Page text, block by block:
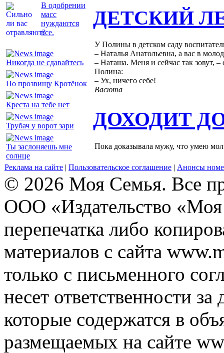
В одобрении
масс
нуждаются
все.
Никогда не сдавайтесь
По прозвищу Кротёнок
Креста на тебе нет
Трубач у ворот зари
Ты заслоняешь мне
солнце
ДЕТСКИЙ
У Полины в детском саду
– Наталья Анатольевна, а вас в
– Наташа. Меня и сейчас так зовут, –
Полина:
– Ух, ничего себе!
Васюта
ДОХОДИТ
Пока доказывала мужу, что умею
Реклама на сайте | Пользовательское соглашение | Анонсы
© 2026 Моя Семья. Все
ООО «Издательство
перепечатка либо
материалов с сайта
только с письменного
несет ответственности
которые содержатся в
размещаемых на сайте